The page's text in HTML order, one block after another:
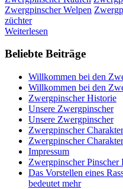
Zwergpinscher Welpen
züchter
Weiterlesen
Beliebte Beiträge
Willkommen bei den
Willkommen bei den
Zwergpinscher Historie
Unsere Zwergpinscher
Unsere Zwergpinscher
Zwergpinscher
Zwergpinscher
Impressum
Zwergpinscher Pinscher
Das Vorstellen eines
bedeutet mehr